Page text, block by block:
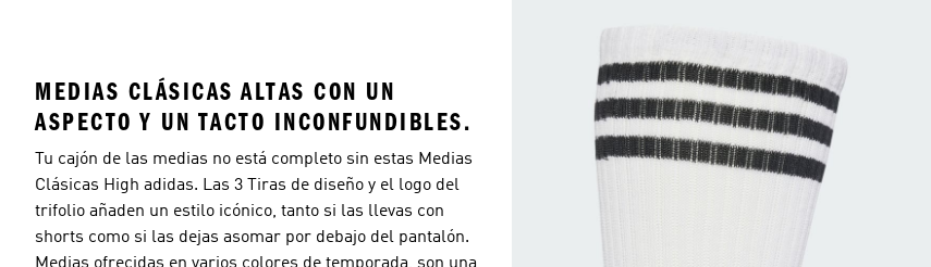
MEDIAS CLÁSICAS ALTAS CON UN
ASPECTO Y UN TACTO INCONFUNDIBLES.
Tu cajón de las medias no está completo sin estas Medias
Clásicas High adidas. Las 3 Tiras de diseño y el logo del
trifolio añaden un estilo icónico, tanto si las llevas con
shorts como si las dejas asomar por debajo del pantalón.
Medias ofrecidas en varios colores de temporada, son una